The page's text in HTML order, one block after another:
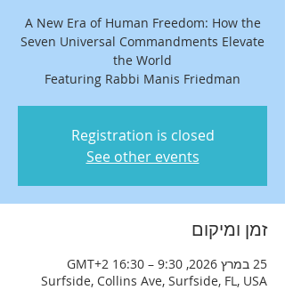
A New Era of Human Freedom: How the
Seven Universal Commandments Elevate
Featuring Rabbi Manis Friedman
Registration is closed
See other events
זמן ומיקום
25 במרץ 2026, 9:30 – 16:30 GMT‎+2‎
Surfside, Collins Ave, Surfside, FL, USA